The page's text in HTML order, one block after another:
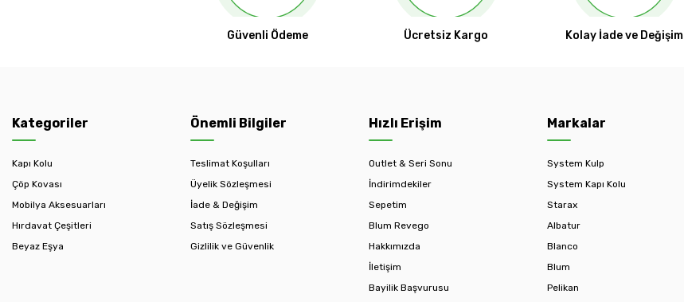
Güvenli Ödeme Ücretsiz Kargo Kolay İade ve Değişim
Kategoriler
Kapı Kolu
Çöp Kovası
Mobilya Aksesuarları
Hırdavat Çeşitleri
Beyaz Eşya
Önemli Bilgiler
Teslimat Koşulları
Üyelik Sözleşmesi
İade & Değişim
Satış Sözleşmesi
Gizlilik ve Güvenlik
Hızlı Erişim
Outlet & Seri Sonu
İndirimdekiler
Sepetim
Blum Revego
Hakkımızda
İletişim
Bayilik Başvurusu
Markalar
System Kulp
System Kapı Kolu
Starax
Albatur
Blanco
Blum
Pelikan